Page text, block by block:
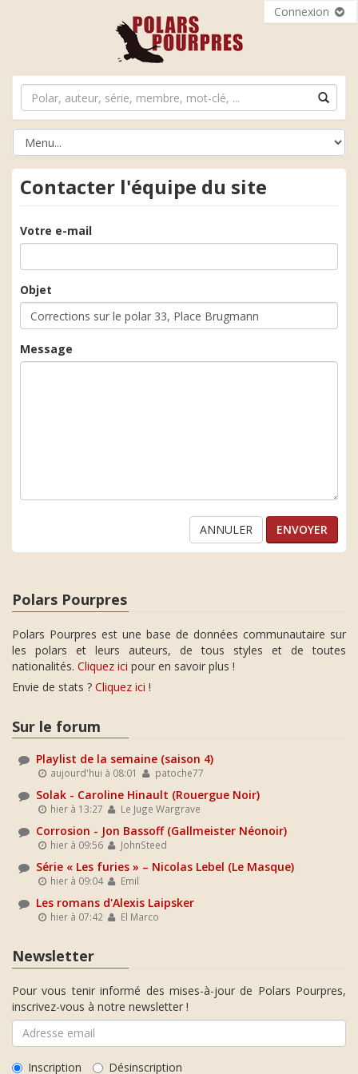
Connexion
Contacter l'équipe du site
Votre e-mail
Objet
Message
ANNULER
Polars Pourpres
Polars Pourpres est une base de données communautaire sur
les polars et leurs auteurs, de tous styles et de toutes
nationalités. Cliquez ici pour en savoir plus !
Envie de stats ? Cliquez ici !
Sur le forum
Playlist de la semaine (saison 4)
aujourd'hui à 08:01 patoche77
Solak - Caroline Hinault (Rouergue Noir)
hier à 13:27 Le Juge Wargrave
Corrosion - Jon Bassoff (Gallmeister Néonoir)
hier à 09:56 JohnSteed
Série « Les furies » – Nicolas Lebel (Le Masque)
hier à 09:04 Emil
Les romans d'Alexis Laipsker
hier à 07:42 El Marco
Newsletter
Pour vous tenir informé des mises-à-jour de Polars Pourpres,
inscrivez-vous à notre newsletter !
Inscription Désinscription